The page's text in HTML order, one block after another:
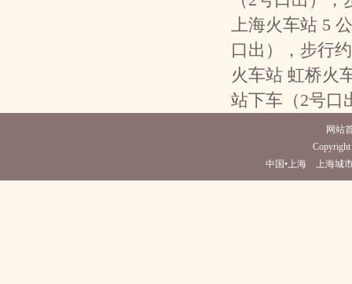
上海火车站 5
口出），步行
火车站 虹桥火
站下车（2号口
网站
Copyright
中国•上海 上海城市